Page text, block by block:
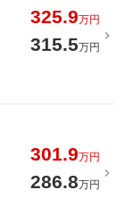
325.9万円
315.5万円
301.9万円
286.8万円